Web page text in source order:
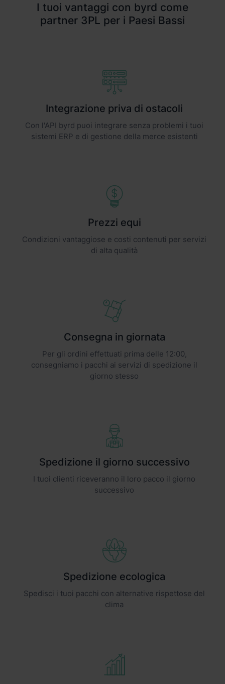
I tuoi vantaggi con byrd come
partner 3PL per i Paesi Bassi
Integrazione priva di ostacoli
Con l'API byrd puoi integrare senza problemi i tuoi
sistemi ERP e di gestione della merce esistenti
Prezzi equi
Condizioni vantaggiose e costi contenuti per servizi
di alta qualità
Consegna in giornata
Per gli ordini effettuati prima delle 12:00,
consegniamo i pacchi ai servizi di spedizione il
giorno stesso
Spedizione il giorno successivo
I tuoi clienti riceveranno il loro pacco il giorno
successivo
Spedizione ecologica
Spedisci i tuoi pacchi con alternative rispettose del
clima